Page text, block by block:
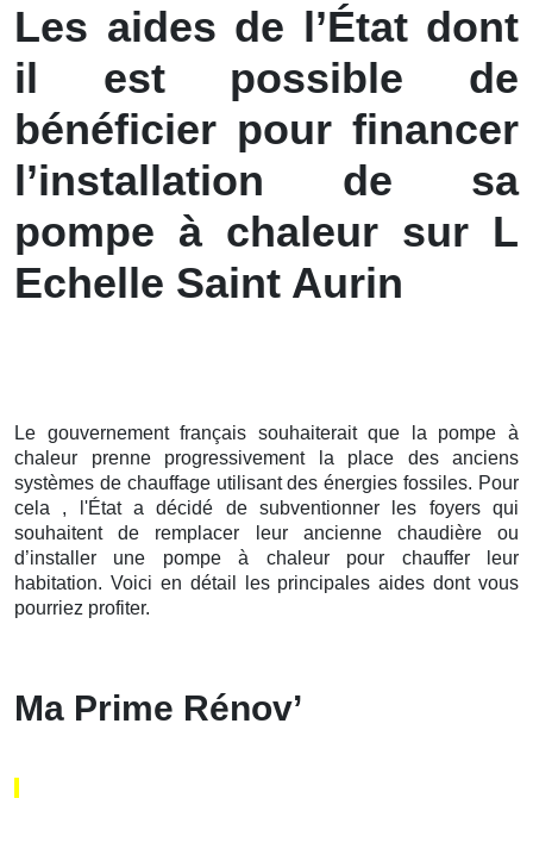
Les aides de l’État dont
il est possible de
bénéficier pour financer
l’installation de sa
pompe à chaleur sur L
Echelle Saint Aurin
Le gouvernement français souhaiterait que la pompe à
chaleur prenne progressivement la place des anciens
systèmes de chauffage utilisant des énergies fossiles. Pour
cela , l'État a décidé de subventionner les foyers qui
souhaitent de remplacer leur ancienne chaudière ou
d’installer une pompe à chaleur pour chauffer leur
habitation. Voici en détail les principales aides dont vous
pourriez profiter.
Ma Prime Rénov’